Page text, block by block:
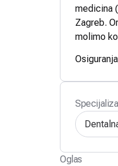
medicina
Zagreb.
molimo
Oglas